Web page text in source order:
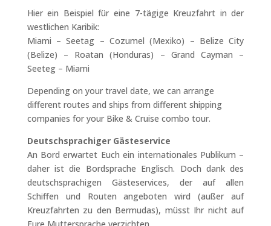
Hier ein Beispiel für eine 7-tägige Kreuzfahrt in der
westlichen Karibik:
Miami – Seetag – Cozumel (Mexiko) – Belize City
(Belize) – Roatan (Honduras) – Grand Cayman –
Seeteg – Miami
Depending on your travel date, we can arrange
different routes and ships from different shipping
companies for your Bike & Cruise combo tour.
Deutschsprachiger Gästeservice
An Bord erwartet Euch ein internationales Publikum –
daher ist die Bordsprache Englisch. Doch dank des
deutschsprachigen Gästeservices, der auf allen
Schiffen und Routen angeboten wird (außer auf
Kreuzfahrten zu den Bermudas), müsst Ihr nicht auf